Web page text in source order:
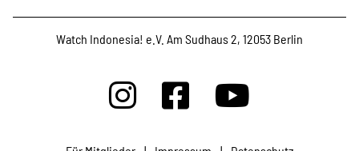
Publikationen
Projekte
Watch Indonesia! e.V. Am Sudhaus 2, 12053 Berlin